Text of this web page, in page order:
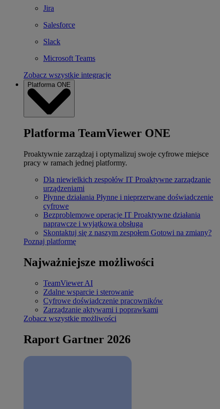
Jira
Salesforce
Slack
Microsoft Teams
Zobacz wszystkie integracje
Platforma ONE
Platforma TeamViewer ONE
Proaktywnie zarządzaj i optymalizuj swoje cyfrowe miejsce
pracy w ramach jednej platformy.
Dla niewielkich zespołów IT Proaktywne zarządzanie
urządzeniami
Płynne działania Płynne i nieprzerwane doświadczenie
cyfrowe
Bezproblemowe operacje IT Proaktywne działania
naprawcze i wyjątkowa obsługa
Skontaktuj się z naszym zespołem Gotowi na zmiany?
Poznaj platformę
Najważniejsze możliwości
TeamViewer AI
Zdalne wsparcie i sterowanie
Cyfrowe doświadczenie pracowników
Zarządzanie aktywami i poprawkami
Zobacz wszystkie możliwości
Raport Gartner 2026